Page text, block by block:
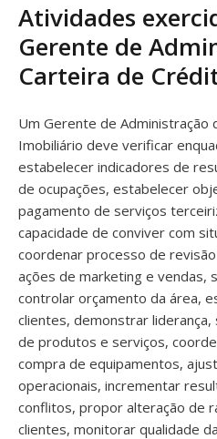
Atividades
Gerente de
Carteira de
Um Gerente de Administração
Imobiliário deve verificar
estabelecer indicadores de
de ocupações, estabelecer
pagamento de serviços
capacidade de conviver com
coordenar processo de
ações de marketing e vendas,
controlar orçamento da área,
clientes, demonstrar
de produtos e serviços,
compra de equipamentos,
operacionais, incrementar
conflitos, propor alteração de
clientes, monitorar qualidade